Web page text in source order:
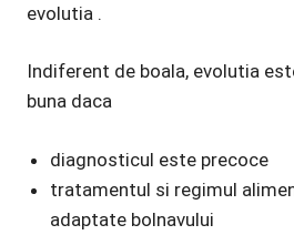
evolutia .
Indiferent de boala, evolutia
buna daca
diagnosticul este precoce
tratamentul si regimul
adaptate bolnavului